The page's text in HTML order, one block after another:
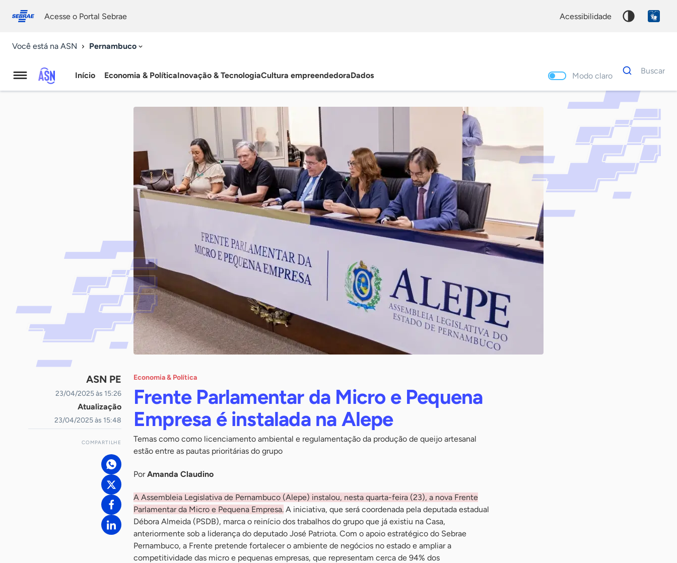
conosco
Acesse o Portal Sebrae acessibilidade
Você está na ASN Pernambuco
Agência
Início Economia & PolíticaInovação & TecnologiaCultura empreendedoraDados Modo claro
Dados
para
Buscar
Palavra
chave
ASN PE
23/04/2025 às 15:26
Atualização
23/04/2025 às 15:48
COMPARTILHE
Economia & Política
Frente Parlamentar da Micro e Pequena
Empresa é instalada na Alepe
Temas como como licenciamento ambiental e regulamentação da produção de queijo artesanal
estão entre as pautas prioritárias do grupo
PorAmanda Claudino
A Assembleia Legislativa de Pernambuco (Alepe) instalou, nesta quarta-feira (23), a nova Frente
Parlamentar da Micro e Pequena Empresa. A iniciativa, que será coordenada pela deputada estadual
Débora Almeida (PSDB), marca o reinício dos trabalhos do grupo que já existiu na Casa,
anteriormente sob a liderança do deputado José Patriota. Com o apoio estratégico do Sebrae
Pernambuco, a Frente pretende fortalecer o ambiente de negócios no estado e ampliar a
competitividade das micro e pequenas empresas, que representam cerca de 94% dos